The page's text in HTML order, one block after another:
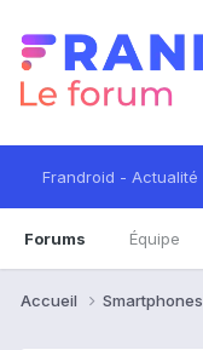
Frandroid - Actualité
Forums Équipe
Accueil Smartphones